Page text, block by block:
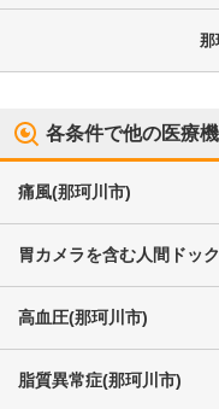
那
各条件で他の医療
痛風(那珂川市)
胃カメラを含む人間ドック
高血圧(那珂川市)
脂質異常症(那珂川市)